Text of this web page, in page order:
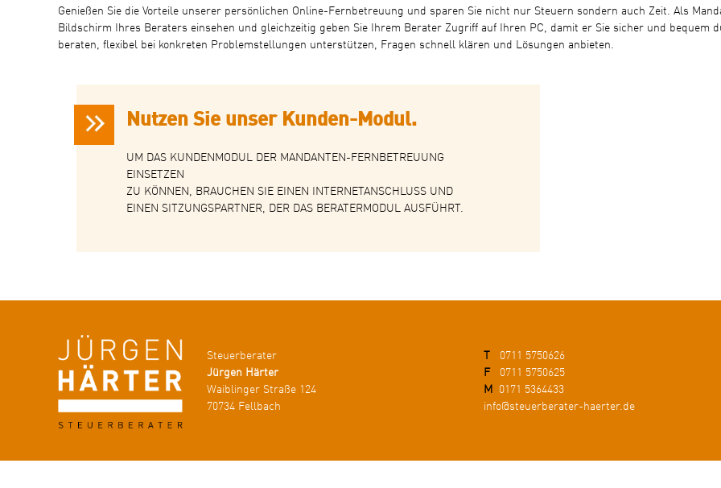
Genießen Sie die Vorteile unserer persönlichen Online-Fernbetreuung und sparen Sie nicht nur Steuern sondern auch Zeit. Als
Bildschirm Ihres Beraters einsehen und gleichzeitig geben Sie Ihrem Berater Zugriff auf Ihren PC, damit er Sie sicher und bequem
beraten, flexibel bei konkreten Problemstellungen unterstützen, Fragen schnell klären und Lösungen anbieten.
Nutzen Sie unser Kunden-Modul.
UM DAS KUNDENMODUL DER MANDANTEN-FERNBETREUUNG
EINSETZEN
ZU KÖNNEN, BRAUCHEN SIE EINEN INTERNETANSCHLUSS UND
EINEN SITZUNGSPARTNER, DER DAS BERATERMODUL AUSFÜHRT.
Steuerberater
Jürgen Härter
Waiblinger Straße 124
70734 Fellbach
T 0711 5750626
F 0711 5750625
M 0171 5364433
info@steuerberater-haerter.de